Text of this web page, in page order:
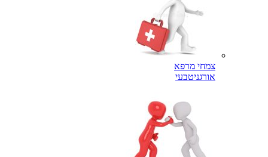
צמחי מרפא
אורגניטבעי